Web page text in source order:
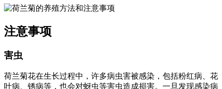
注意事项
害虫
荷兰菊花在生长过程中，许多病虫害被感染，包括粉红病、花
叶病、锈病等，也会对蚜虫等害虫造成损害。一旦发现感染病